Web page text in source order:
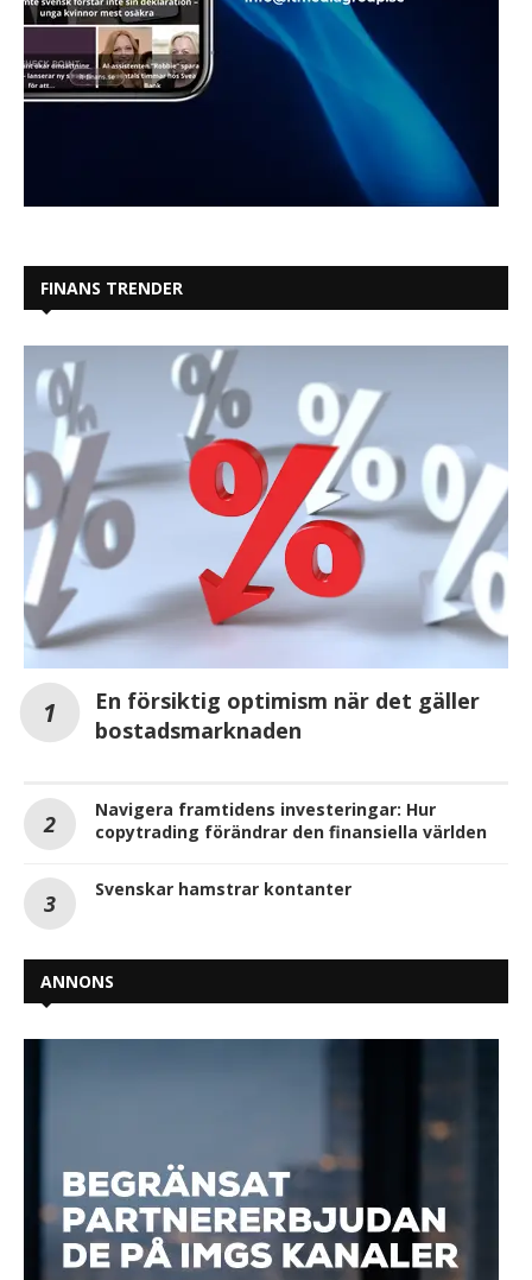
FINANS TRENDER
En försiktig optimism när det gäller
bostadsmarknaden
Navigera framtidens investeringar: Hur
copytrading förändrar den finansiella världen
Svenskar hamstrar kontanter
ANNONS